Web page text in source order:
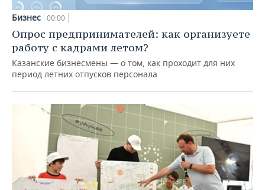
Бизнес 00:00
Опрос предпринимателей: как организуете
работу с кадрами летом?
Казанские бизнесмены — о том, как проходит для них
период летних отпусков персонала